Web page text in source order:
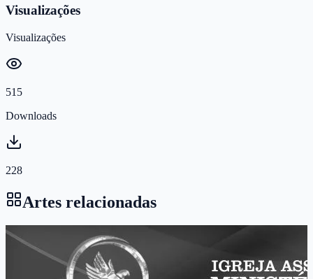
Visualizações
Visualizações
515
Downloads
228
Artes relacionadas